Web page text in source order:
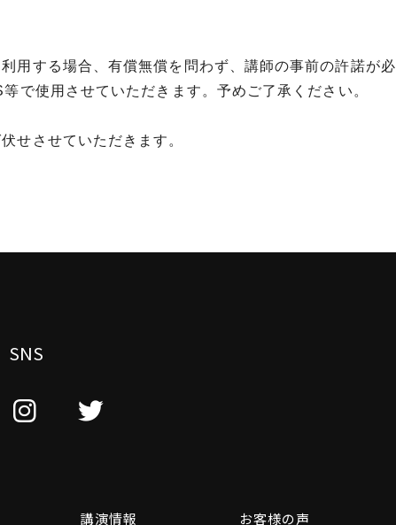
用する場合、有償無償を問わず、講師の事前の許諾が必
で使用させていただきます。予めご了承ください。
せさせていただきます。
SNS
講演情報 お客様の声